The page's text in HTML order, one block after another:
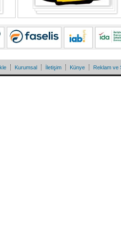
Kurumsal İletişim Künye Reklam ve